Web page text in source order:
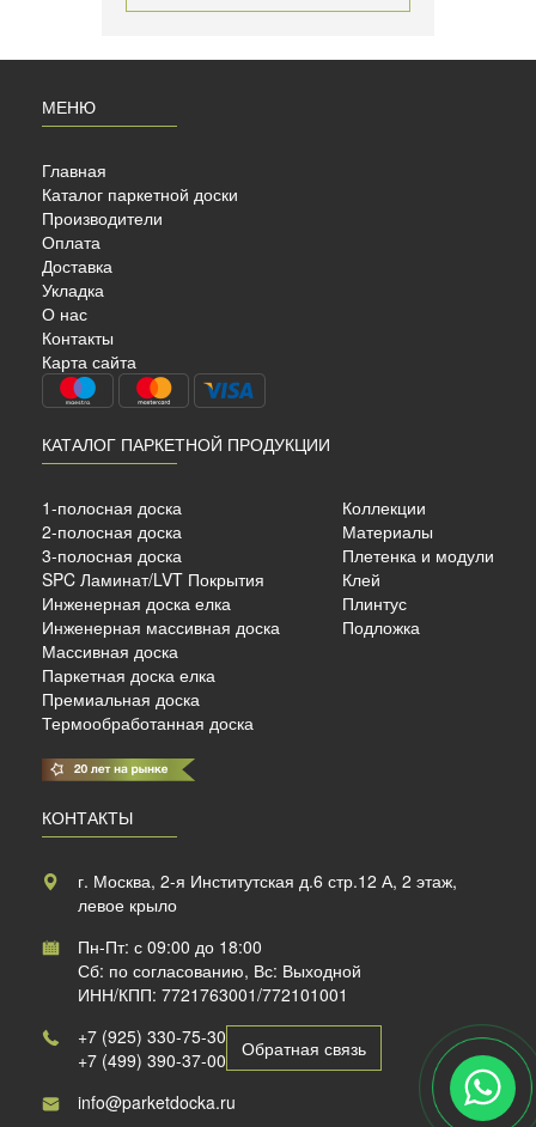
мм.
м²
МЕНЮ
Главная
Каталог паркетной доски
Производители
Оплата
Доставка
Укладка
О нас
Контакты
Карта сайта
КАТАЛОГ ПАРКЕТНОЙ ПРОДУКЦИИ
1-полосная доска
2-полосная доска
3-полосная доска
SPC Ламинат/LVT Покрытия
Инженерная доска елка
Инженерная массивная доска
Массивная доска
Паркетная доска елка
Премиальная доска
Термообработанная доска
Коллекции
Материалы
Плетенка и модули
Клей
Плинтус
Подложка
КОНТАКТЫ
г. Москва, 2-я Институтская д.6 стр.12 А, 2 этаж,
левое крыло
Пн-Пт: с 09:00 до 18:00
Сб: по согласованию, Вс: Выходной
ИНН/КПП: 7721763001/772101001
+7 (925) 330-75-30
+7 (499) 390-37-00
Обратная связь
info@parketdocka.ru